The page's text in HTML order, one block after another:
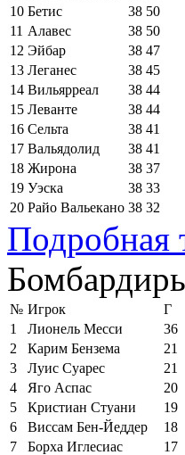
10 Бетис 38 50
11 Алавес 38 50
12 Эйбар 38 47
13 Леганес 38 45
14 Вильярреал 38 44
15 Леванте 38 44
16 Сельта 38 41
17 Вальядолид 38 41
18 Жирона 38 37
19 Уэска 38 33
20 Райо Вальекано 38 32
Подробная
№ Игрок
Г
1
Лионель Месси
36
2
Карим Бензема
21
3
Луис Суарес
21
4
Яго Аспас
20
5
Кристиан Стуани
19
6
Виссам Бен-Йеддер
18
7
Борха Иглесиас
17